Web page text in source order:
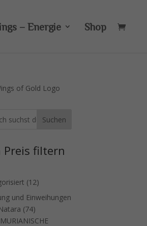
– Energie Shop
Suchen
Preis filtern
1212
Produkte
und Einweihungen
7474
Produkte